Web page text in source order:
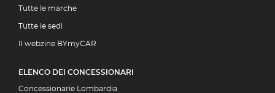
Tutte le marche
Tutte le sedi
Il webzine BYmyCAR
ELENCO DEI CONCESSIONARI
Concessionarie Lombardia